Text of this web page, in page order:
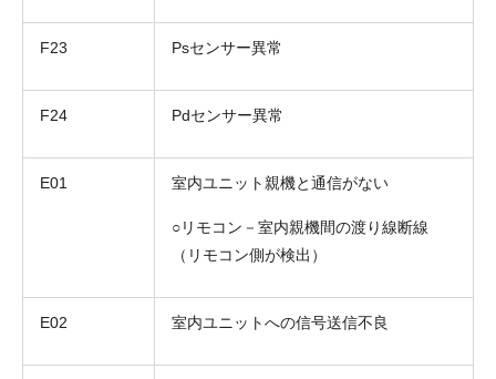
F23 Psセンサー異常
F24 Pdセンサー異常
E01 室内ユニット親機と通信がない
○リモコン－室内親機間の渡り線断線
（リモコン側が検出）
E02 室内ユニットへの信号送信不良